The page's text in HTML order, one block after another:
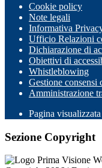
Cookie policy
Note legali
Informativa
Ufficio Relazioni
Dichiarazione di
Obiettivi di
Whistleblowing
Gestione consensi
Amministrazione
Pagina visualizzata
Sezione Copyright